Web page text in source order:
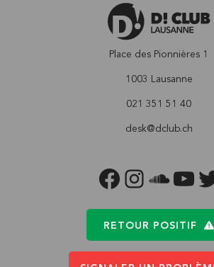
Place des Pionnières 1
1003 Lausanne
021 351 51 40
desk@dclub.ch
FACEBOOKINSTAGRAM
RETOUR POSITIF